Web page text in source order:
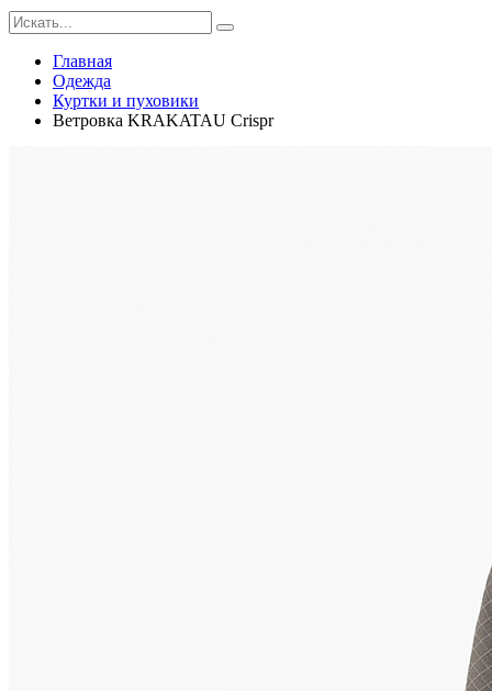
Главная
Одежда
Куртки и пуховики
Ветровка KRAKATAU Crispr